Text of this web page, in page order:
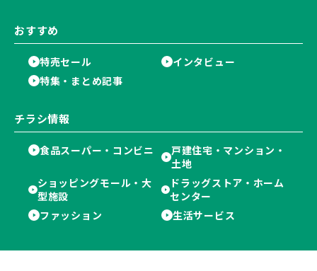
おすすめ
特売セール
インタビュー
特集・まとめ記事
チラシ情報
食品スーパー・コンビニ
戸建住宅・マンション・
土地
ショッピングモール・大
型施設
ドラッグストア・ホーム
センター
ファッション
生活サービス